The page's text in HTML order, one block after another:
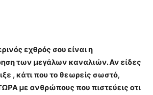
εχθρός σου είναι η
των μεγάλων καναλιών. Αν είδες
, κάτι που το θεωρείς σωστό,
με ανθρώπους που πιστεύεις οτι